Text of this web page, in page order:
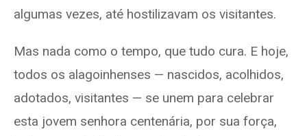
algumas vezes, até hostilizavam os visitantes.
Mas nada como o tempo, que tudo cura. E hoje,
todos os alagoinhenses — nascidos, acolhidos,
adotados, visitantes — se unem para celebrar
esta jovem senhora centenária, por sua força,